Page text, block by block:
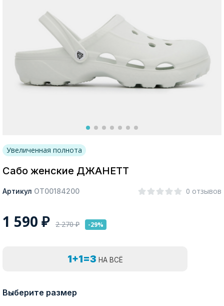
Покупателям
Увеличенная полнота
Сабо женские ДЖАНЕТТ
Артикул ОТ00184200 0 отзывов
1 590 ₽ 2 270₽ -29%
1+1=3 НА ВСЁ
Выберите размер